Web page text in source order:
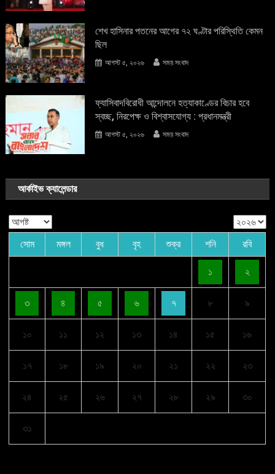
শেখ হাসিনার পতনের আগের ৭২ ঘণ্টার পরিস্থিতি কেমন
ছিল
আগস্ট ৫, ২০২৬ সময় সংবাদ
ফ্যাসিবাদবিরোধী আন্দোলনে হত্যাকাণ্ডের বিচার হবে
স্বচ্ছ, নিরপেক্ষ ও বিশ্বাসযোগ্য : প্রধানমন্ত্রী
আগস্ট ৫, ২০২৬ সময় সংবাদ
আর্কাইভ ক্যালেন্ডার
সোম মঙ্গল বুধ বৃহ শুক্র শনি রবি
১ ২
৩ ৪ ৫ ৬ ৭ ৮ ৯
১০ ১১ ১২ ১৩ ১৪ ১৫ ১৬
১৭ ১৮ ১৯ ২০ ২১ ২২ ২৩
২৪ ২৫ ২৬ ২৭ ২৮ ২৯ ৩০
৩১